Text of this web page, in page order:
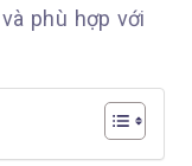
phù hợp với